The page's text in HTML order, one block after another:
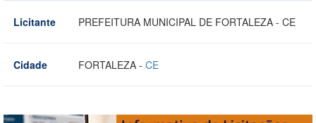
Licitante PREFEITURA MUNICIPAL DE FORTALEZA - CE
Cidade FORTALEZA - CE